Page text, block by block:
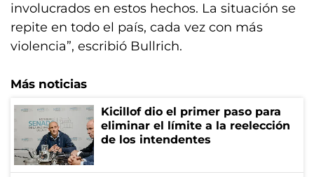
involucrados en estos hechos. La situación se
repite en todo el país, cada vez con más
violencia”, escribió Bullrich.
Más noticias
Kicillof dio el primer paso para
eliminar el límite a la reelección
de los intendentes